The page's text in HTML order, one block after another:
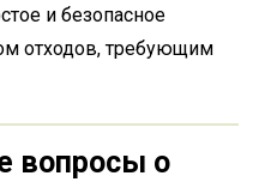
и безопасное
отходов, требующим
вопросы о